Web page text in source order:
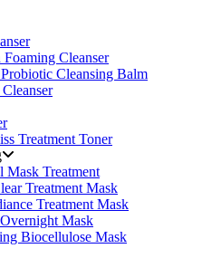
Cleanser
Cleansing Balm
Treatment Toner
Mask Treatment
Treatment Mask
Treatment Mask
Mask
Biocellulose Mask